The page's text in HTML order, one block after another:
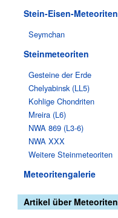
Stein-Eisen-Meteoriten
Seymchan
Steinmeteoriten
Gesteine der Erde
Chelyabinsk (LL5)
Kohlige Chondriten
Mreira (L6)
NWA 869 (L3-6)
NWA XXX
Weitere Steinmeteoriten
Meteoritengalerie
Artikel über Meteoriten